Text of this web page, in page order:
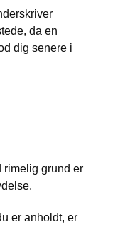
da en
dig senere i
rimelig grund er
er anholdt, er